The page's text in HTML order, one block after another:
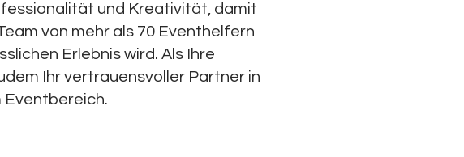
und Kreativität, damit
von mehr als 70 Eventhelfern
Erlebnis wird. Als Ihre
Ihr vertrauensvoller Partner in
Eventbereich.